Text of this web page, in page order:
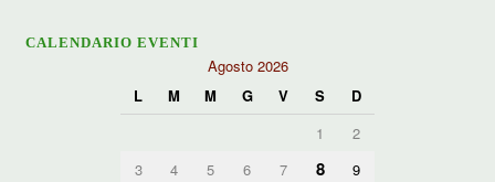
CALENDARIO EVENTI
Agosto 2026
L
M M G V S
D
1
2
3
4 5 6 7 8
9